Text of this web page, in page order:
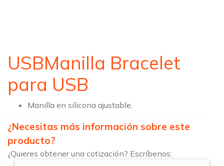
USBManilla Bracelet
para USB
Manilla en silicona ajustable.
¿Necesitas más información sobre este
producto?
¿Quieres obtener una cotización? Escríbenos: